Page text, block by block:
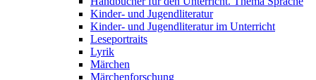
Kinder- und Jugendliteratur
Kinder- und Jugendliteratur im Unterricht
Leseportraits
Lyrik
Märchen
Märchenforschung